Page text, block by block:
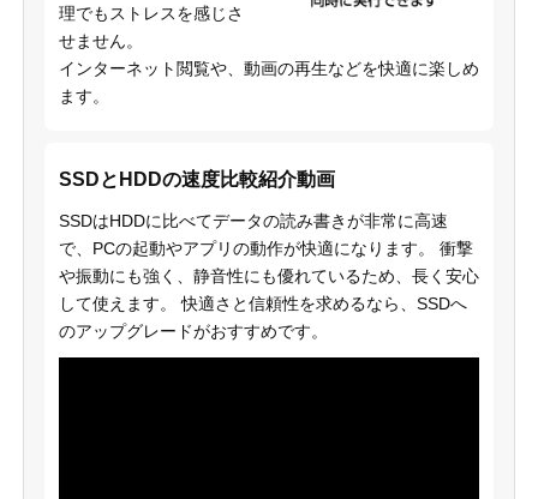
理でもストレスを感じさ
せません。
インターネット閲覧や、動画の再生などを快適に楽しめ
ます。
SSDとHDDの速度比較紹介動画
SSDはHDDに比べてデータの読み書きが非常に高速
で、PCの起動やアプリの動作が快適になります。 衝撃
や振動にも強く、静音性にも優れているため、長く安心
して使えます。 快適さと信頼性を求めるなら、SSDへ
のアップグレードがおすすめです。